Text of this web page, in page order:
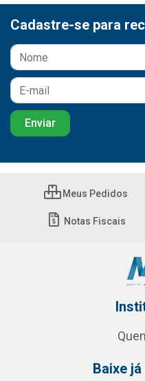
Cadastre-se para
Meus Pedidos
Notas Fiscais
Baixe